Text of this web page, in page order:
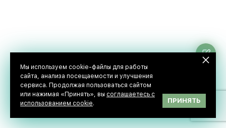
Мы используем cookie-файлы для работы
сайта, анализа посещаемости и улучшения
сервиса. Продолжая пользоваться сайтом
или нажимая «Принять», вы соглашаетесь с
использованием cookie. ПРИНЯТЬ